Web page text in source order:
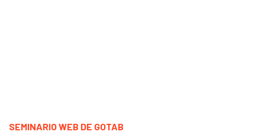
SEMINARIO WEB DE GOTAB